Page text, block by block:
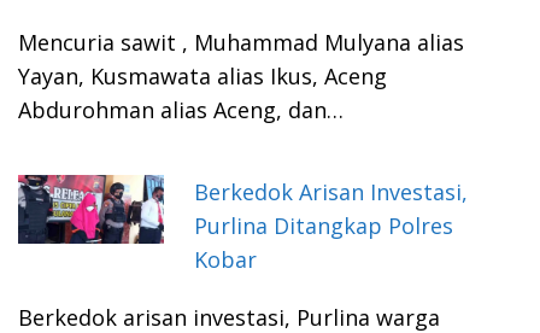
Mencuria sawit , Muhammad Mulyana alias
Yayan, Kusmawata alias Ikus, Aceng
Abdurohman alias Aceng, dan…
Berkedok Arisan Investasi,
Purlina Ditangkap Polres
Kobar
Berkedok arisan investasi, Purlina warga